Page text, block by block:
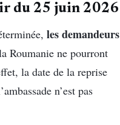
du 25 juin 2026
les demandeurs
Roumanie ne pourront
la date de la reprise
n’est pas